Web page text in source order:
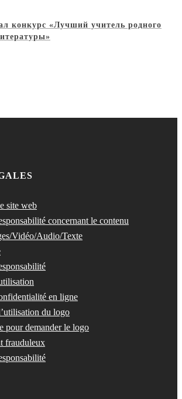
конкурс «Лучший учитель родного
site web
concernant le contenu
Vidéo/Audio/Texte
en ligne
du logo
pour demander le logo
frauduleux